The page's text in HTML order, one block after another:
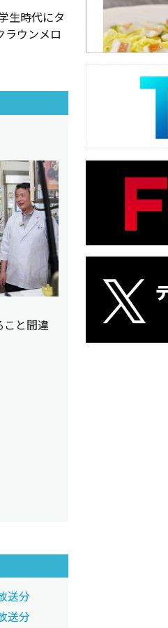
生時代にタ
ウンメロ
こと間違
送分
送分